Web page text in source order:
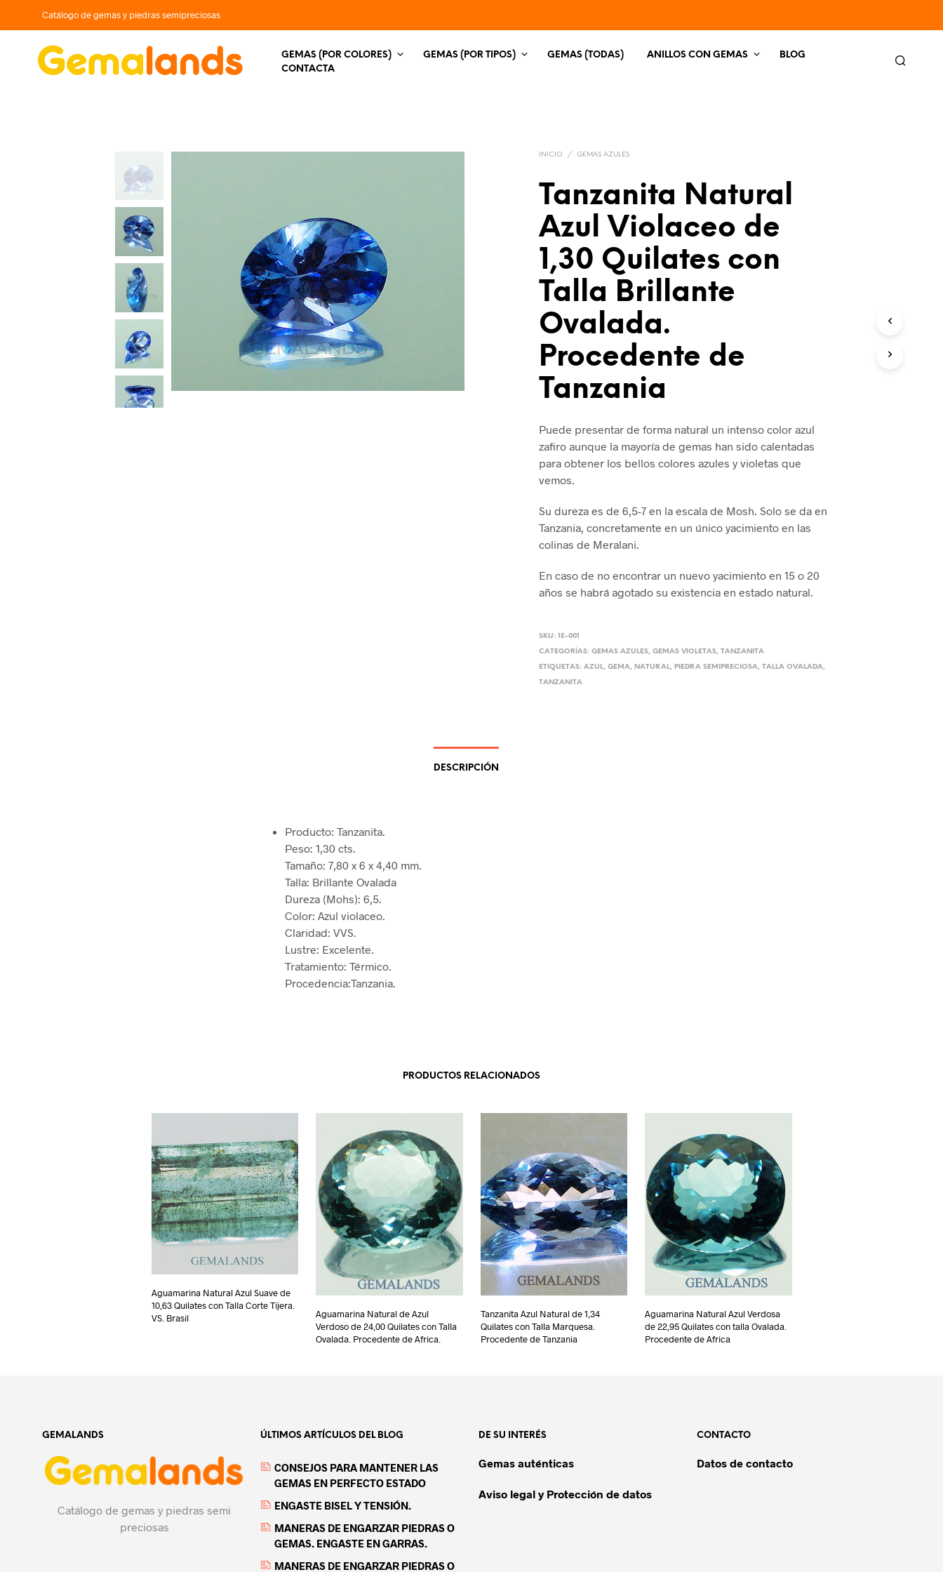
Catálogo de gemas y piedras semipreciosas
GEMAS (POR COLORES) GEMAS (POR TIPOS) GEMAS (TODAS) ANILLOS CON GEMAS
BLOG
CONTACTA
INICIO / GEMAS AZULES
Tanzanita Natural
Azul Violaceo de
1,30 Quilates con
Talla Brillante
Ovalada.
Procedente de
Tanzania
Puede presentar de forma natural un intenso color azul
zafiro aunque la mayoría de gemas han sido calentadas
para obtener los bellos colores azules y violetas que
vemos.
Su dureza es de 6,5-7 en la escala de Mosh. Solo se da en
Tanzania, concretamente en un único yacimiento en las
colinas de Meralani.
En caso de no encontrar un nuevo yacimiento en 15 o 20
años se habrá agotado su existencia en estado natural.
SKU:1E-001
CATEGORÍAS:GEMAS AZULES,GEMAS VIOLETAS,TANZANITA
ETIQUETAS:AZUL,GEMA, NATURAL, PIEDRA SEMIPRECIOSA,TALLA OVALADA,
TANZANITA
DESCRIPCIÓN
Producto: Tanzanita.
Peso: 1,30 cts.
Tamaño: 7,80 x 6 x 4,40 mm.
Talla: Brillante Ovalada
Dureza (Mohs): 6,5.
Color: Azul violaceo.
Claridad: VVS.
Lustre: Excelente.
Tratamiento: Térmico.
Procedencia:Tanzania.
PRODUCTOS RELACIONADOS
Aguamarina Natural Azul Suave de
10,63 Quilates con Talla Corte Tijera.
VS. Brasil
Aguamarina Natural de Azul
Verdoso de 24,00 Quilates con Talla
Ovalada. Procedente de Africa.
Tanzanita Azul Natural de 1,34
Quilates con Talla Marquesa.
Procedente de Tanzania
Aguamarina Natural Azul Verdosa
de 22,95 Quilates con talla Ovalada.
Procedente de Africa
GEMALANDS
Catálogo de gemas y piedras semi
preciosas
ÚLTIMOS ARTÍCULOS DEL BLOG
CONSEJOS PARA MANTENER LAS
GEMAS EN PERFECTO ESTADO
ENGASTE BISEL Y TENSIÓN.
MANERAS DE ENGARZAR PIEDRAS O
GEMAS. ENGASTE EN GARRAS.
MANERAS DE ENGARZAR PIEDRAS O
DE SU INTERÉS
Gemas auténticas
Aviso legal y Protección de datos
CONTACTO
Datos de contacto